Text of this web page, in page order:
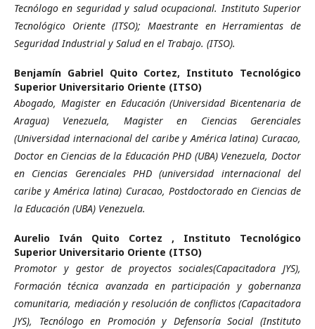
Tecnólogo en seguridad y salud ocupacional. Instituto Superior
Tecnológico Oriente (ITSO); Maestrante en Herramientas de
Seguridad Industrial y Salud en el Trabajo. (ITSO).
Benjamín Gabriel Quito Cortez, Instituto Tecnológico
Superior Universitario Oriente (ITSO)
Abogado, Magister en Educación (Universidad Bicentenaria de
Aragua) Venezuela, Magister en Ciencias Gerenciales
(Universidad internacional del caribe y América latina) Curacao,
Doctor en Ciencias de la Educación PHD (UBA) Venezuela, Doctor
en Ciencias Gerenciales PHD (universidad internacional del
caribe y América latina) Curacao, Postdoctorado en Ciencias de
la Educación (UBA) Venezuela.
Aurelio Iván Quito Cortez , Instituto Tecnológico
Superior Universitario Oriente (ITSO)
Promotor y gestor de proyectos sociales(Capacitadora JYS),
Formación técnica avanzada en participación y gobernanza
comunitaria, mediación y resolución de conflictos (Capacitadora
JYS), Tecnólogo en Promoción y Defensoría Social (Instituto